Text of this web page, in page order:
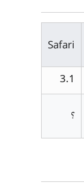
Safari
3.1
؟